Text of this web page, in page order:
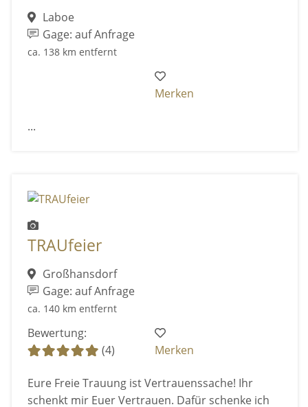
Laboe
Gage: auf Anfrage
ca. 138 km entfernt
Merken
...
TRAUfeier
Großhansdorf
Gage: auf Anfrage
ca. 140 km entfernt
Bewertung:
(4)
Merken
Eure Freie Trauung ist Vertrauenssache! Ihr
schenkt mir Euer Vertrauen. Dafür schenke ich